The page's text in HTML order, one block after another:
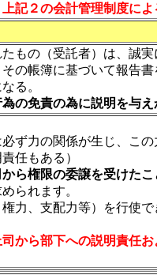
２の会計管理制度によ
もの（受託者）は、誠
の帳簿に基づいて報告
る。
の免責の為に説明を与
ず力の関係が生じ、
任もある）
ら権限の委譲を受けた
られます。
力、支配力等）を行使
司から部下への説明責任